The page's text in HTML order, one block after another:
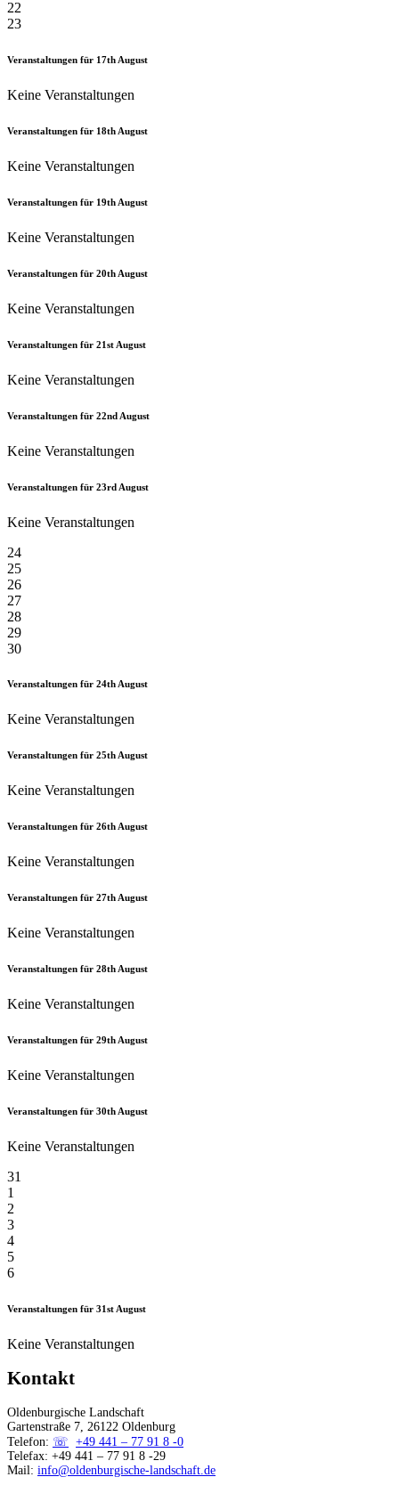
22
23
Veranstaltungen für 17th August
Keine Veranstaltungen
Veranstaltungen für 18th August
Keine Veranstaltungen
Veranstaltungen für 19th August
Keine Veranstaltungen
Veranstaltungen für 20th August
Keine Veranstaltungen
Veranstaltungen für 21st August
Keine Veranstaltungen
Veranstaltungen für 22nd August
Keine Veranstaltungen
Veranstaltungen für 23rd August
Keine Veranstaltungen
24
25
26
27
28
29
30
Veranstaltungen für 24thAugust
Keine Veranstaltungen
Veranstaltungen für 25thAugust
Keine Veranstaltungen
Veranstaltungen für 26th August
Keine Veranstaltungen
Veranstaltungen für 27th August
Keine Veranstaltungen
Veranstaltungen für 28th August
Keine Veranstaltungen
Veranstaltungen für 29th August
Keine Veranstaltungen
Veranstaltungen für 30th August
Keine Veranstaltungen
31
1
2
3
4
5
6
Veranstaltungen für 31st August
Keine Veranstaltungen
Kontakt
Oldenburgische Landschaft
Gartenstraße 7, 26122 Oldenburg
Telefon:
+49 441 – 77 91 8 -0
Telefax: +49 441 – 77 91 8 -29
Mail: info@oldenburgische-landschaft.de